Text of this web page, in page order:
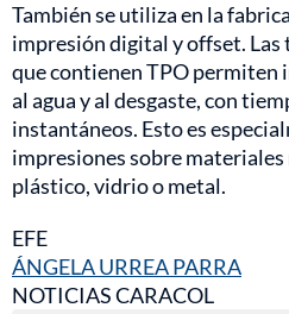
También se utiliza en la
impresión digital y offset.
que contienen TPO permiten
al agua y al desgaste, con
instantáneos. Esto es
impresiones sobre
plástico, vidrio o metal.
EFE
ÁNGELA URREA PARRA
NOTICIAS CARACOL